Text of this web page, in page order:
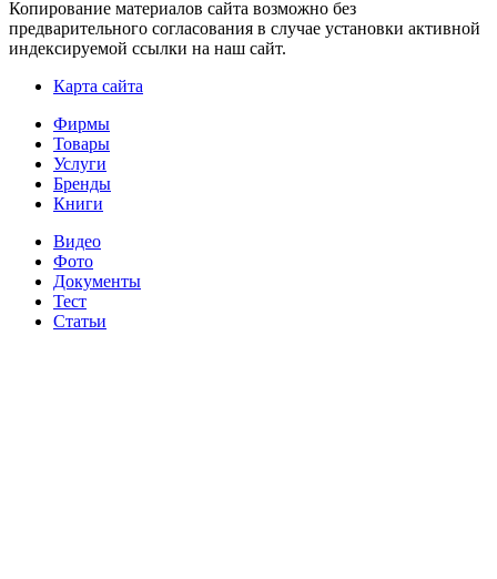
Копирование материалов сайта возможно без
предварительного согласования в случае установки активной
индексируемой ссылки на наш сайт.
Карта сайта
Фирмы
Товары
Услуги
Бренды
Книги
Видео
Фото
Документы
Тест
Статьи